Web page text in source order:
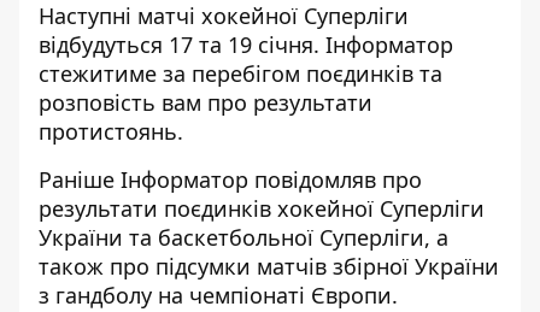
Наступні матчі хокейної Суперліги
відбудуться 17 та 19 січня. Інформатор
стежитиме за перебігом поєдинків та
розповість вам про результати
протистоянь.
Раніше Інформатор повідомляв про
результати поєдинків хокейної Суперліги
України та баскетбольної Суперліги, а
також про підсумки матчів збірної України
з гандболу на чемпіонаті Європи.